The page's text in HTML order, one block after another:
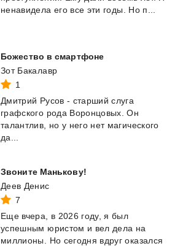
ненавидела его все эти годы. Но п...
Божество в смартфоне
Зот Бакалавр
1
Дмитрий Русов - старший слуга
графского рода Воронцовых. Он
талантлив, но у него нет магического
да...
Звоните Манькову!
Деев Денис
7
Еще вчера, в 2026 году, я был
успешным юристом и вел дела на
миллионы. Но сегодня вдруг оказался